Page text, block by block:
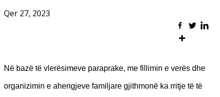
Qer 27, 2023
Në bazë të vlerësimeve paraprake, me fillimin e verës dhe
organizimin e ahengjeve familjare gjithmonë ka rritje të të